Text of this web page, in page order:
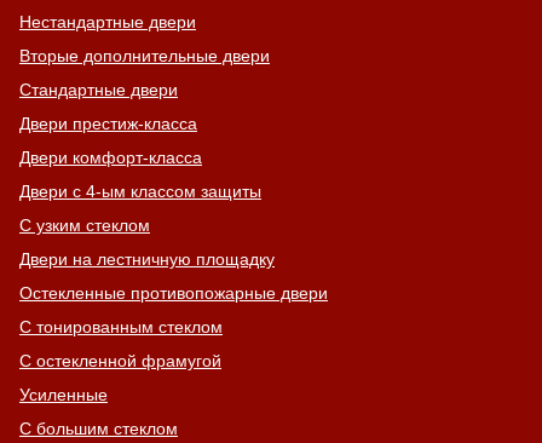
Нестандартные двери
Вторые дополнительные двери
Стандартные двери
Двери престиж-класса
Двери комфорт-класса
Двери с 4-ым классом защиты
С узким стеклом
Двери на лестничную площадку
Остекленные противопожарные двери
С тонированным стеклом
С остекленной фрамугой
Усиленные
С большим стеклом